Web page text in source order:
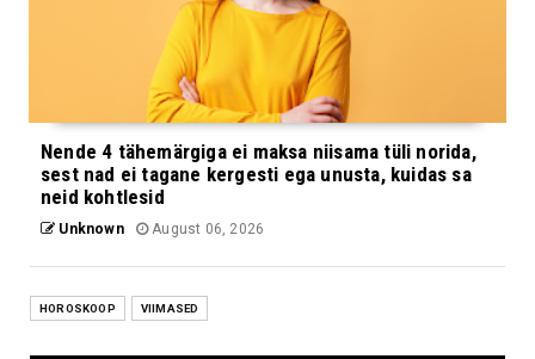
Nende 4 tähemärgiga ei maksa niisama tüli norida,
sest nad ei tagane kergesti ega unusta, kuidas sa
neid kohtlesid
Unknown August 06, 2026
HOROSKOOP VIIMASED